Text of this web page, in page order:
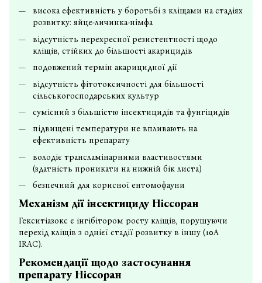
висока ефективність у боротьбі з кліщами на стадіях
розвитку: яйце-личинка-німфа
відсутність перехресної резистентності щодо
кліщів, стійких до більшості акарицидів
подовжений термін акарицидної дії
відсутність фітотоксичності для більшості
сільськогосподарських культур
сумісний з більшістю інсектицидів та фунгіцидів
підвищені температури не впливають на
ефективність препарату
володіє трансламінарними властивостями
(здатність проникати на нижній бік листа)
безпечний для корисної ентомофауни
Механізм дії інсектициду Ніссоран
Гекситіазокс є інгібітором росту кліщів, порушуючи
перехід кліщів з однієї стадії розвитку в іншу (10А
IRAC).
Рекомендації щодо застосування
препарату Ніссоран